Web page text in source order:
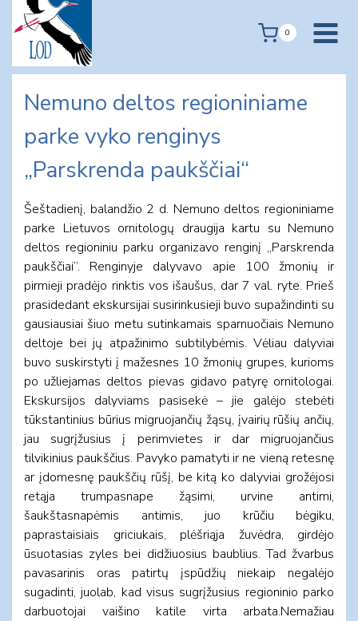
content
0
Nemuno deltos regioniniame
parke vyko renginys
„Parskrenda paukščiai“
Šeštadienį, balandžio 2 d. Nemuno deltos regioniniame
parke Lietuvos ornitologų draugija kartu su Nemuno
deltos regioniniu parku organizavo renginį „Parskrenda
paukščiai”. Renginyje dalyvavo apie 100 žmonių ir
pirmieji pradėjo rinktis vos išaušus, dar 7 val. ryte. Prieš
prasidedant ekskursijai susirinkusieji buvo supažindinti su
gausiausiai šiuo metu sutinkamais sparnuočiais Nemuno
deltoje bei jų atpažinimo subtilybėmis. Vėliau dalyviai
buvo suskirstyti į mažesnes 10 žmonių grupes, kurioms
po užliejamas deltos pievas gidavo patyrę ornitologai.
Ekskursijos dalyviams pasisekė – jie galėjo stebėti
tūkstantinius būrius migruojančių žąsų, įvairių rūšių ančių,
jau sugrįžusius į perimvietes ir dar migruojančius
tilvikinius paukščius. Pavyko pamatyti ir ne vieną retesnę
ar įdomesnę paukščių rūšį, be kitą ko dalyviai grožėjosi
retąja trumpasnape žąsimi, urvine antimi,
šaukštasnapėmis antimis, juo krūčiu bėgiku,
paprastaisiais griciukais, plėšriąja žuvėdra, girdėjo
ūsuotasias zyles bei didžiuosius baublius. Tad žvarbus
pavasarinis oras patirtų įspūdžių niekaip negalėjo
sugadinti, juolab, kad visus sugrįžusius regioninio parko
darbuotojai vaišino katile virta arbata.Nemažiau